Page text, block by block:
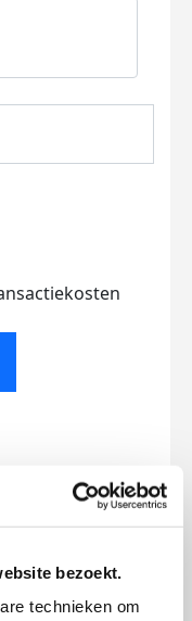
bezoekt.
technieken om
Streefbedrag
€5.000.000
team